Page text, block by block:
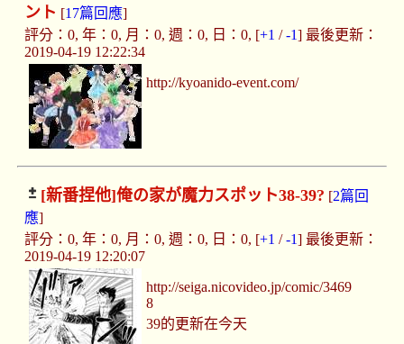
ント [17篇回應]
評分：0, 年：0, 月：0, 週：0, 日：0, [+1 /-1] 最後更新：
2019-04-19 12:22:34
http://kyoanido-event.com/
[新番捏他]俺の家が魔力スポット38-39? [2篇回
應]
評分：0, 年：0, 月：0, 週：0, 日：0, [+1 /-1] 最後更新：
2019-04-19 12:20:07
http://seiga.nicovideo.jp/comic/3469
8
39的更新在今天